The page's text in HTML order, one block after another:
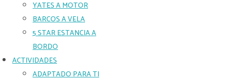
YATES A MOTOR
BARCOS A VELA
5 STAR ESTANCIA A
BORDO
ACTIVIDADES
ADAPTADO PARA TI
GRUPOS
PEQUEÑOS
DESEAN
UN